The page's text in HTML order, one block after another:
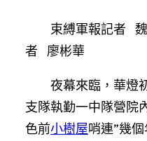
束縛軍報記者
者 廖彬華
夜幕來臨，華燈
支隊執勤一中隊營院
色前小樹屋哨連”幾